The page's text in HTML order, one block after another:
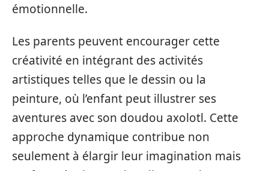
émotionnelle.
Les parents peuvent encourager cette
créativité en intégrant des activités
artistiques telles que le dessin ou la
peinture, où l’enfant peut illustrer ses
aventures avec son doudou axolotl. Cette
approche dynamique contribue non
seulement à élargir leur imagination mais